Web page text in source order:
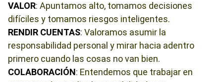
VALOR: Apuntamos alto, tomamos decisiones
difíciles y tomamos riesgos inteligentes.
RENDIR CUENTAS: Valoramos asumir la
responsabilidad personal y mirar hacia adentro
primero cuando las cosas no van bien.
COLABORACIÓN: Entendemos que trabajar en